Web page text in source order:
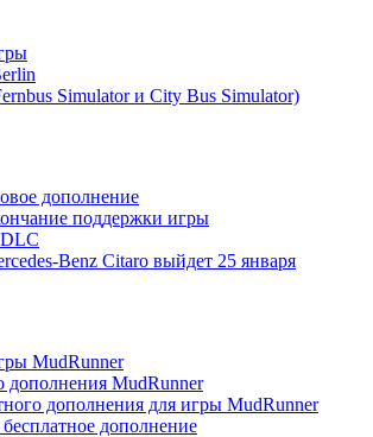
Simulator и City Bus Simulator)
дополнение
поддержки игры
DLC
Benz Citaro выйдет 25 января
MudRunner
дополнения MudRunner
дополнения для игры MudRunner
дополнение